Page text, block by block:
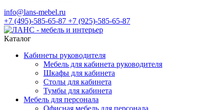
info@lans-mebel.ru
+7 (495)-585-65-87 +7 (925)-585-65-87
Каталог
Кабинеты руководителя
Мебель для кабинета руководителя
Шкафы для кабинета
Столы для кабинета
Тумбы для кабинета
Мебель для персонала
Офисная мебель для персонала